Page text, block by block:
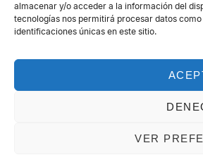
almacenar y/o acceder a la información del
tecnologías nos permitirá procesar datos
identificaciones únicas en este sitio.
VER